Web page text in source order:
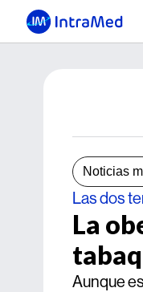
Noticias
Las dos
La
Aunque